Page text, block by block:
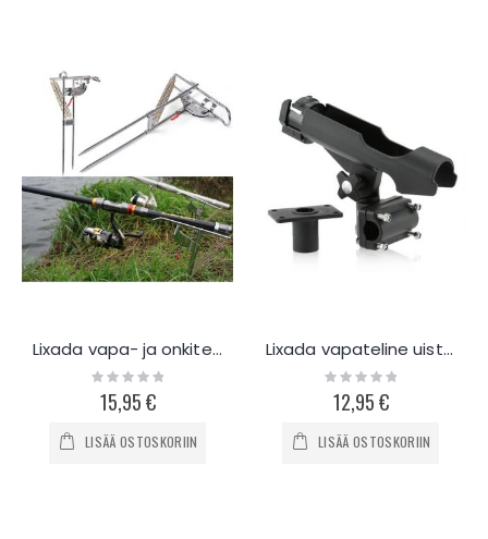
Lixada vapa- ja onkiteline maahan
Rating:
0%
15,95 €
LISÄÄ OSTOSKORIIN
Lixada vapateline uisteluun
Rating:
0%
12,95 €
LISÄÄ OSTOSKORIIN